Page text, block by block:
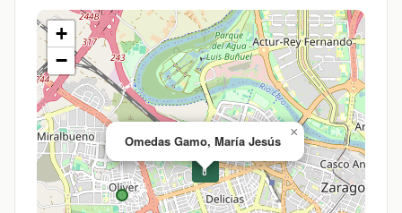
💊
Omedas Gamo, María Jesús
×
+
−